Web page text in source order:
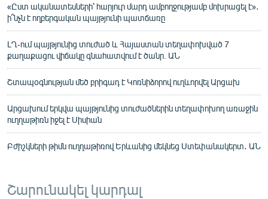
«Ըստ ականատեսների՝ հարյուր մարդ ամբողջությամբ մոխրացել է»․
ի՞նչն է ողբերգական պայթյունի պատճառը
ԼՂ-ում պայթյունից տուժած և Հայաստան տեղափոխված 7
քաղաքացու վիճակը գնահատվում է ծանր. ԱՆ
Շտապօգնության մեծ բրիգադ է Կոռնիձորով ուղևորվել Արցախ
Արցախում երկվա պայթյունից տուժածներին տեղափոխող առաջին
ուղղաթիռն իջել է Սիսիան
Բժիշկների թիմն ուղղաթիռով Երևանից մեկնեց Ստեփանակերտ․ ԱՆ
Շարունակել կարդալ